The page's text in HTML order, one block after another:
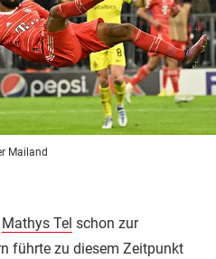
Mailand
Mathys Tel schon zur
führte zu diesem Zeitpunkt